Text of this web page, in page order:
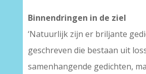
Binnendringen in de ziel
‘Natuurlijk zijn er briljante
geschreven die bestaan uit
samenhangende gedichten,